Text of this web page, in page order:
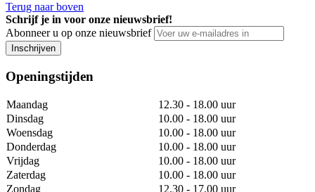
Terug naar boven
Schrijf je in voor onze nieuwsbrief!
Abonneer u op onze nieuwsbrief
Inschrijven
Openingstijden
Maandag
12.30 - 18.00 uur
Dinsdag
10.00 - 18.00 uur
Woensdag
10.00 - 18.00 uur
Donderdag
10.00 - 18.00 uur
Vrijdag
10.00 - 18.00 uur
Zaterdag
10.00 - 18.00 uur
Zondag
12.30 - 17.00 uur